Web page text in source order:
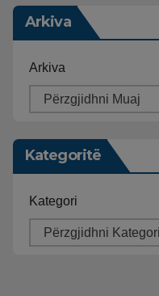
Arkiva
Arkiva
Kategoritë
Kategori